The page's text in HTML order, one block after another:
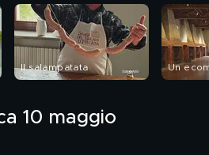
Il salampatata Un
10 maggio